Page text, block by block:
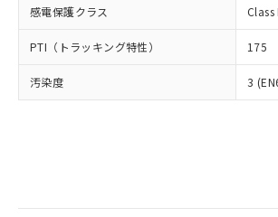
感電保護クラス Class
PTI（トラッキング特性） 175
汚染度 3
在庫状況および標準価格結果
事前の承諾なく第三者に漏
示しないようお願いします。
マイパーツ機能（部品リスト
ビス）をご利用いただくに
品・サービスに関するお客
部品在庫の切り替え状況などによ
月が前後することがあります。
「ｅ」：有害物質（10物質）のす
準値以下であることを示します。
「10」：通常の使用状況下にお
質が外部に漏えいし、環境に深刻
及ぼさない年数を意味します。
当社は、貴社製品を第三者に
場合は、上記1、2および3
該第三者に通知します。また
販売先および販売に係わる
法に輸出するおそれがある
り引きをいたしません。
機器販売店・当社販売員
受注生産機種、また在
情報を公開していない